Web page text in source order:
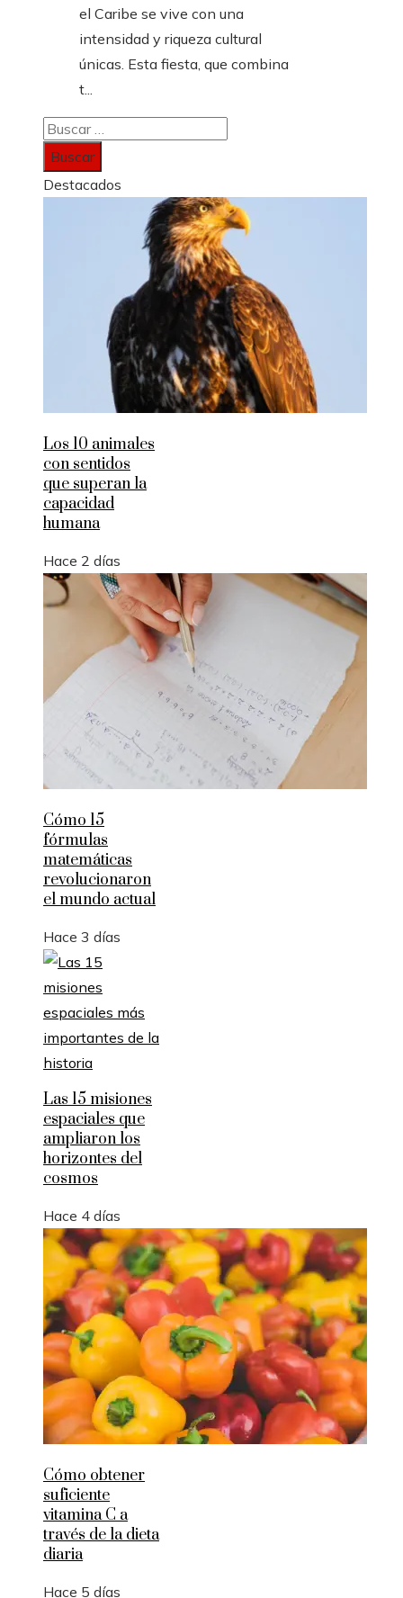
el Caribe se vive con una
intensidad y riqueza cultural
únicas. Esta fiesta, que combina
t...
Buscar:
Destacados
Los 10 animales
con sentidos
que superan la
capacidad
humana
Hace 2 días
Cómo 15
fórmulas
matemáticas
revolucionaron
el mundo actual
Hace 3 días
Las 15 misiones
espaciales que
ampliaron los
horizontes del
cosmos
Hace 4 días
Cómo obtener
suficiente
vitamina C a
través de la dieta
diaria
Hace 5 días